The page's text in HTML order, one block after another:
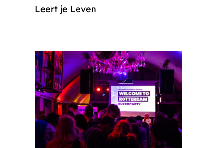
Leert je Leven